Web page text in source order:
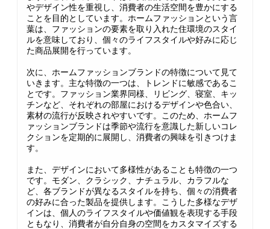
やデザイン性を重視し、消費者の生活空間を豊かにする
ことを目的としています。ホームファッションという言
葉は、ファッションの要素を取り入れた住環境のスタイ
ルを意味しており、個々のライフスタイルや好みに応じ
た商品展開を行っています。
次に、ホームファッションブランドの特徴について見て
いきます。主な特徴の一つは、トレンドに敏感であるこ
とです。ファッション業界同様、リビング、寝室、キッ
チンなど、それぞれの部屋におけるデザインや色合い、
素材の流行が反映されやすいです。このため、ホームフ
ァッションブランドは季節や流行を意識した新しいコレ
クションを定期的に展開し、消費者の興味を引きつけま
す。
また、デザインにおいて多様性があることも特徴の一つ
です。モダン、クラシック、ナチュラル、カラフルな
ど、各ブランドが異なるスタイルを持ち、個々の消費者
の好みに合った製品を提供します。こうした多様なデザ
インは、個人のライフスタイルや価値観を表現する手段
ともなり、消費者が自分自身の空間をカスタマイズする